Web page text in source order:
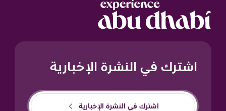
اشترك في النشرة الإخبارية
اشترك في النشرة الإخبارية